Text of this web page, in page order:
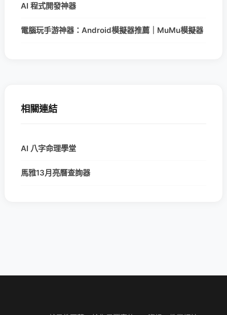
AI 程式開發神器
電腦玩手游神器：Android模擬器推薦｜MuMu模擬器
相關連結
AI 八字命理學堂
馬雅13月亮曆查詢器